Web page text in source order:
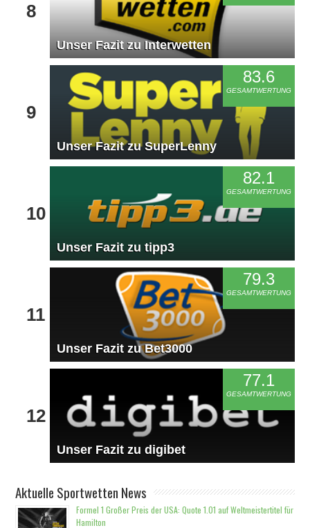
8
Unser Fazit zu Interwetten
9
83.6
GESAMTWERTUNG
Unser Fazit zu SuperLenny
10
82.1
GESAMTWERTUNG
Unser Fazit zu tipp3
11
79.3
GESAMTWERTUNG
Unser Fazit zu Bet3000
12
77.1
GESAMTWERTUNG
Unser Fazit zu digibet
Aktuelle Sportwetten News
Formel 1 Großer Preis der USA: Quote 1.01 auf Weltmeistertitel für
Hamilton